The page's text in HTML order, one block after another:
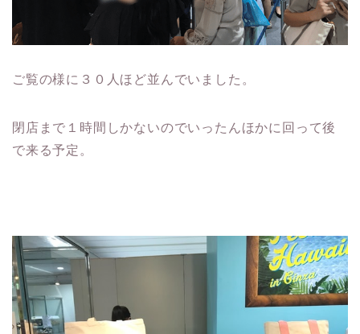
ご覧の様に３０人ほど並んでいました。
閉店まで１時間しかないのでいったんほかに回って後
で来る予定。